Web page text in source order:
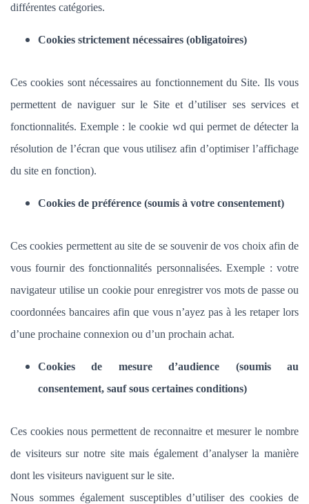
différentes catégories.
Cookies strictement nécessaires (obligatoires)
Ces cookies sont nécessaires au fonctionnement du Site. Ils vous
permettent de naviguer sur le Site et d’utiliser ses services et
fonctionnalités. Exemple : le cookie wd qui permet de détecter la
résolution de l’écran que vous utilisez afin d’optimiser l’affichage
du site en fonction).
Cookies de préférence (soumis à votre consentement)
Ces cookies permettent au site de se souvenir de vos choix afin de
vous fournir des fonctionnalités personnalisées. Exemple : votre
navigateur utilise un cookie pour enregistrer vos mots de passe ou
coordonnées bancaires afin que vous n’ayez pas à les retaper lors
d’une prochaine connexion ou d’un prochain achat.
Cookies de mesure d’audience (soumis au
consentement, sauf sous certaines conditions)
Ces cookies nous permettent de reconnaitre et mesurer le nombre
de visiteurs sur notre site mais également d’analyser la manière
dont les visiteurs naviguent sur le site.
Nous sommes également susceptibles d’utiliser des cookies de